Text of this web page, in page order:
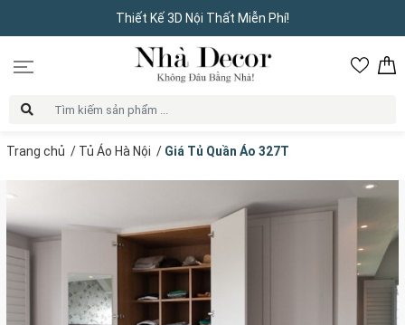
Thiết Kế 3D Nội Thất Miễn Phí!
Trang chủ / Tủ Áo Hà Nội / Giá Tủ Quần Áo 327T